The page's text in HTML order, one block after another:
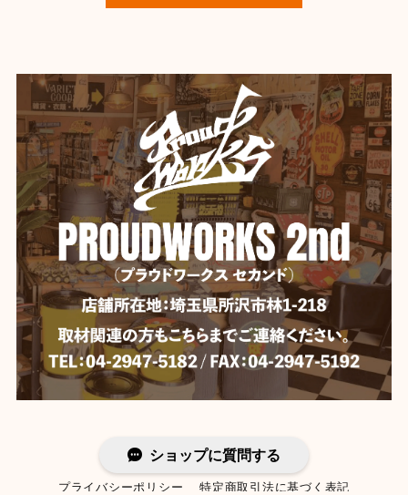
プライバシーポリシー 特定商取引法に基づく表記
ショップに質問する